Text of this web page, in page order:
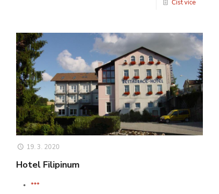
Číst více
19. 3. 2020
Hotel Filipinum
***